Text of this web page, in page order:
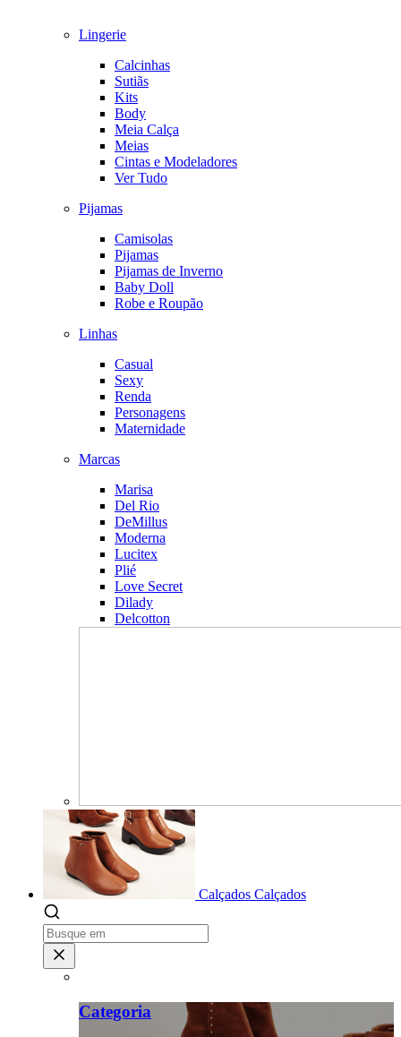
Lingerie
Calcinhas
Sutiãs
Kits
Body
Meia Calça
Meias
Cintas e Modeladores
Ver Tudo
Pijamas
Camisolas
Pijamas
Pijamas de Inverno
Baby Doll
Robe e Roupão
Linhas
Casual
Sexy
Renda
Personagens
Maternidade
Marcas
Marisa
Del Rio
DeMillus
Moderna
Lucitex
Plié
Love Secret
Dilady
Delcotton
Calçados Calçados
Categoria